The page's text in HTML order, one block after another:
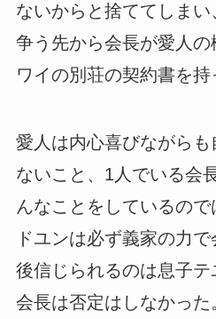
ないからと捨ててしま
争う先から会長が愛人
ワイの別荘の契約書を持
愛人は内心喜びながら
ないこと、1人でいる会
んなことをしているので
ドユンは必ず義家の力
後信じられるのは息子
会長は否定はしなかった